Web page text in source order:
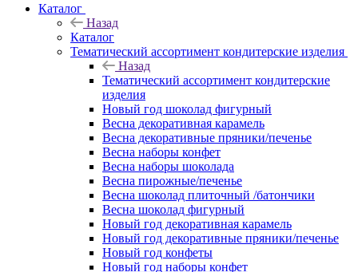
Каталог
Назад
Каталог
Тематический ассортимент кондитерские изделия
Назад
Тематический ассортимент кондитерские
изделия
Новый год шоколад фигурный
Весна декоративная карамель
Весна декоративные пряники/печенье
Весна наборы конфет
Весна наборы шоколада
Весна пирожные/печенье
Весна шоколад плиточный /батончики
Весна шоколад фигурный
Новый год декоративная карамель
Новый год декоративные пряники/печенье
Новый год конфеты
Новый год наборы конфет